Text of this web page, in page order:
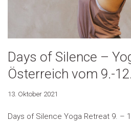
Days of Silence –
Österreich vom 9.-
13. Oktober 2021
Days of Silence Yoga Retreat 9. –